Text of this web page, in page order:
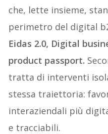
che, lette insieme,
perimetro del digital
Eidas 2.0, Digital
product passport.
tratta di interventi
stessa traiettoria:
interaziendali più
e tracciabili.